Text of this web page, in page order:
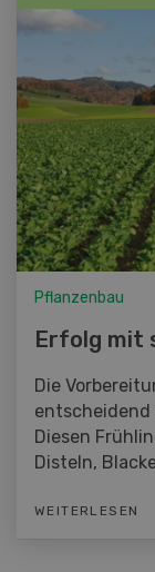
Pflanzenbau
Erfolg mit
Die
Diesen
Disteln,
WEITERLESEN